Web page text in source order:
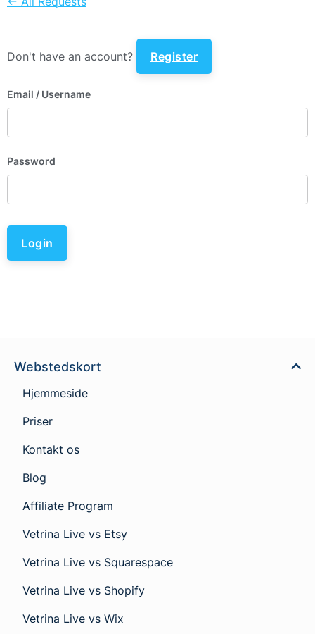
Don't have an account? Register
Email / Username
Password
Login
Webstedskort
Hjemmeside
Priser
Kontakt os
Blog
Affiliate Program
Vetrina Live vs Etsy
Vetrina Live vs Squarespace
Vetrina Live vs Shopify
Vetrina Live vs Wix